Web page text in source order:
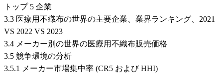
トップ 5 企業
3.3 医療用不織布の世界の主要企業、業界ランキング、2021
VS 2022 VS 2023
3.4 メーカー別の世界の医療用不織布販売価格
3.5 競争環境の分析
3.5.1 メーカー市場集中率 (CR5 および HHI)